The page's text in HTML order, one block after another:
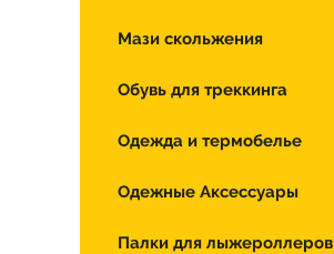
Мази скольжения
Обувь для треккинга
Одежда и термобелье
Одежные Аксессуары
Палки для лыжероллеров